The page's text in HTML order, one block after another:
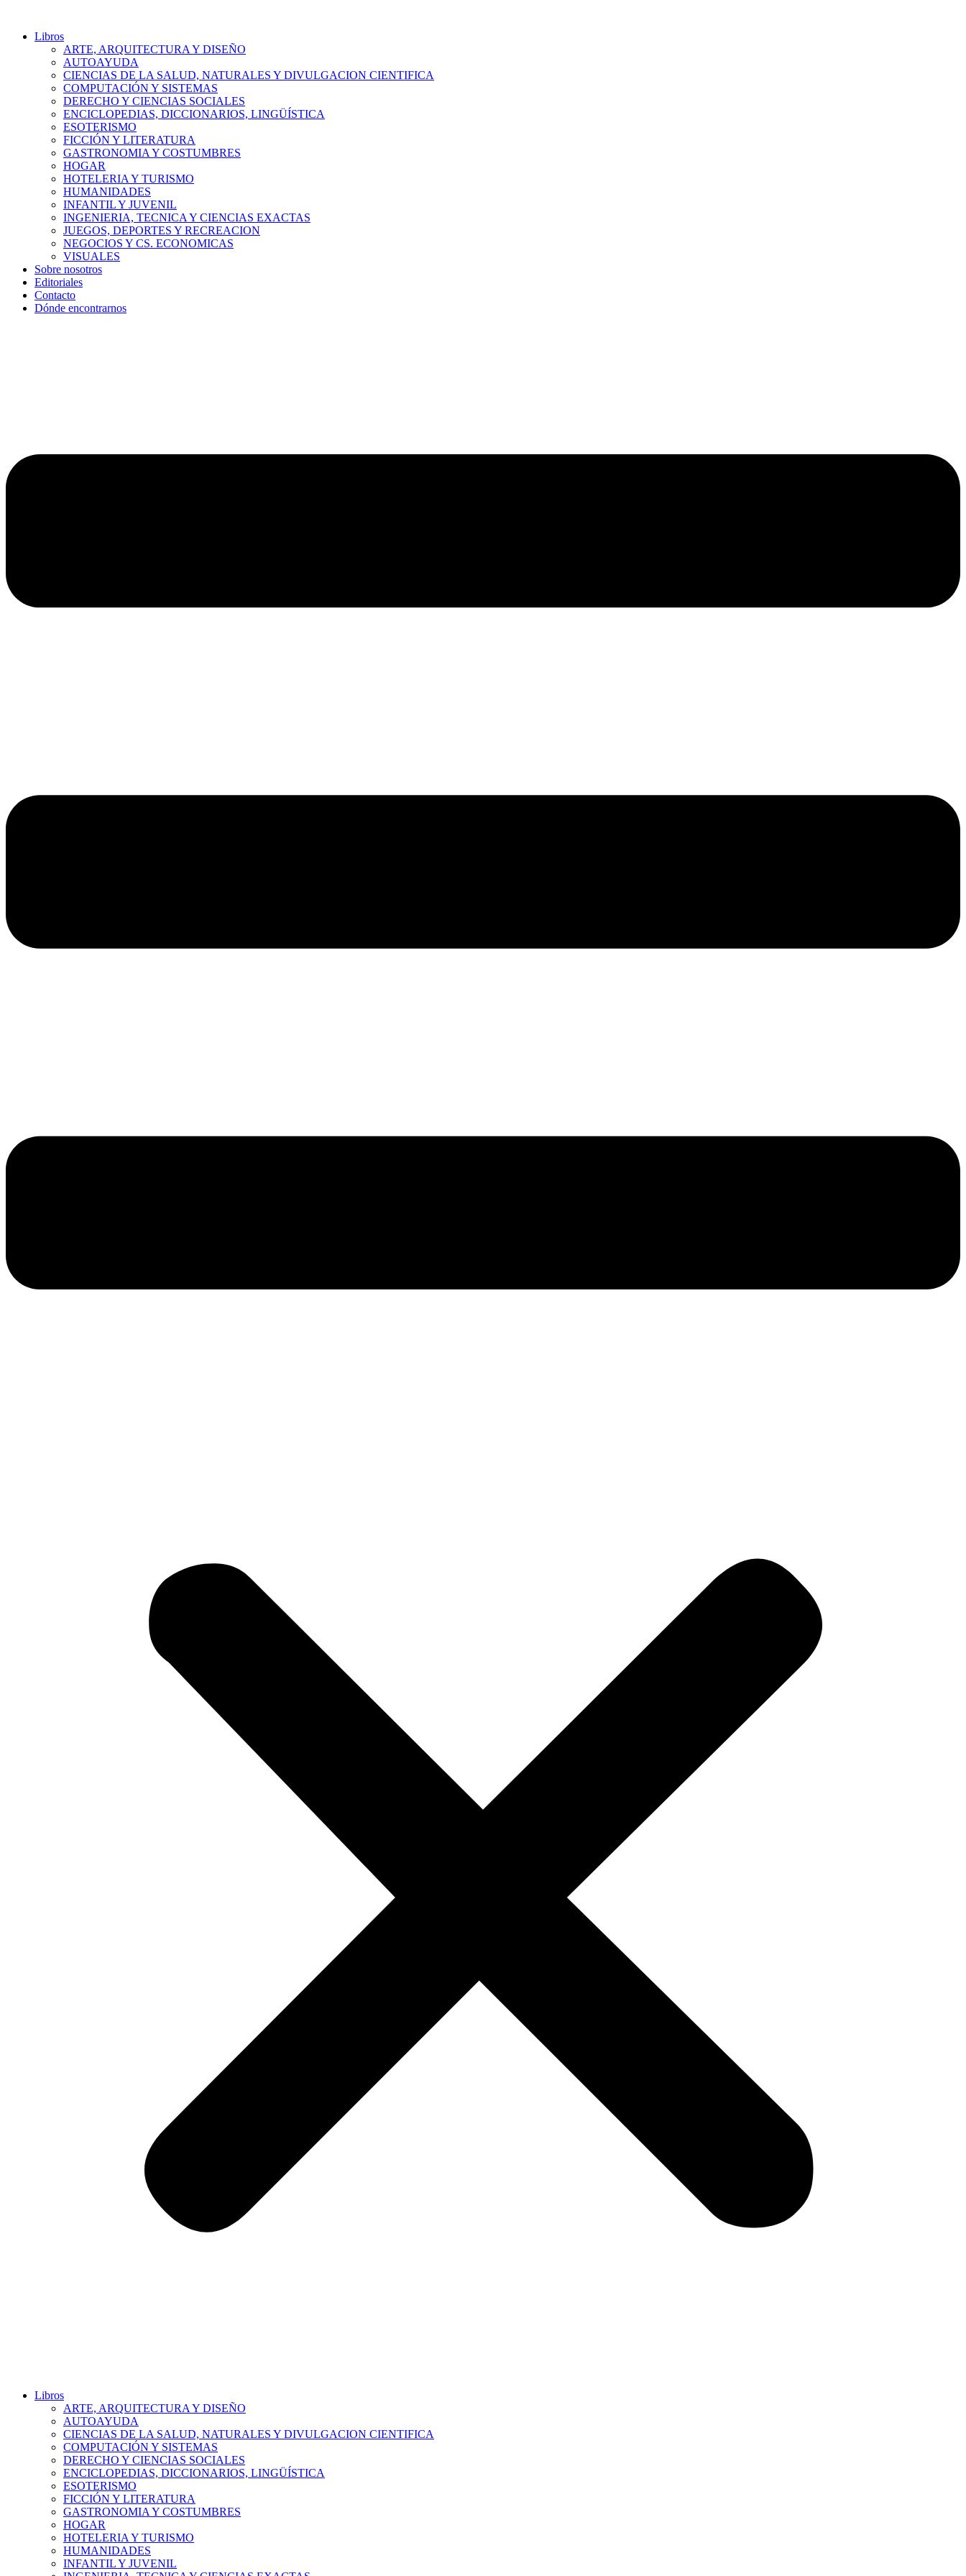
Libros
ARTE, ARQUITECTURA Y DISEÑO
AUTOAYUDA
CIENCIAS DE LA SALUD, NATURALES Y DIVULGACION CIENTIFICA
COMPUTACIÓN Y SISTEMAS
DERECHO Y CIENCIAS SOCIALES
ENCICLOPEDIAS, DICCIONARIOS, LINGÜÍSTICA
ESOTERISMO
FICCIÓN Y LITERATURA
GASTRONOMIA Y COSTUMBRES
HOGAR
HOTELERIA Y TURISMO
HUMANIDADES
INFANTIL Y JUVENIL
INGENIERIA, TECNICA Y CIENCIAS EXACTAS
JUEGOS, DEPORTES Y RECREACION
NEGOCIOS Y CS. ECONOMICAS
VISUALES
Sobre nosotros
Editoriales
Contacto
Dónde encontrarnos
Libros
ARTE, ARQUITECTURA Y DISEÑO
AUTOAYUDA
CIENCIAS DE LA SALUD, NATURALES Y DIVULGACION CIENTIFICA
COMPUTACIÓN Y SISTEMAS
DERECHO Y CIENCIAS SOCIALES
ENCICLOPEDIAS, DICCIONARIOS, LINGÜÍSTICA
ESOTERISMO
FICCIÓN Y LITERATURA
GASTRONOMIA Y COSTUMBRES
HOGAR
HOTELERIA Y TURISMO
HUMANIDADES
INFANTIL Y JUVENIL